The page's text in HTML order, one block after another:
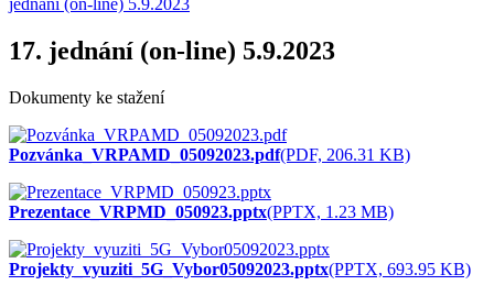
jednání (on-line) 5.9.2023
17. jednání (on-line) 5.9.2023
Dokumenty ke stažení
Pozvánka_VRPAMD_05092023.pdf(PDF, 206.31 KB)
Prezentace_VRPMD_050923.pptx(PPTX, 1.23 MB)
Projekty_vyuziti_5G_Vybor05092023.pptx(PPTX, 693.95 KB)